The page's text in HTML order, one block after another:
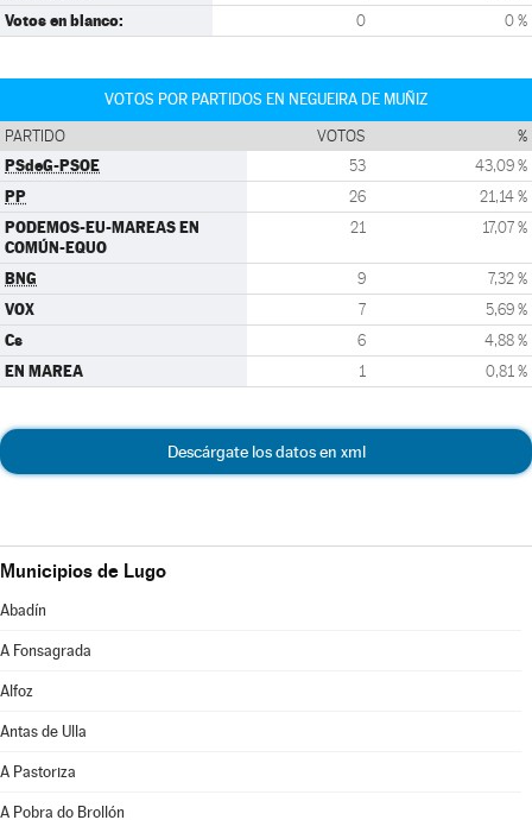
Votos en blanco: 0 0 %
VOTOS POR PARTIDOS EN NEGUEIRA DE MUÑIZ
PARTIDO VOTOS %
PSdeG-PSOE 53 43,09 %
PP 26 21,14 %
PODEMOS-EU-MAREAS EN
COMÚN-EQUO
21 17,07 %
BNG 9 7,32 %
VOX 7 5,69 %
Cs 6 4,88 %
EN MAREA 1 0,81 %
Descárgate los datos en xml
Municipios de Lugo
Abadín
A Fonsagrada
Alfoz
Antas de Ulla
A Pastoriza
A Pobra do Brollón